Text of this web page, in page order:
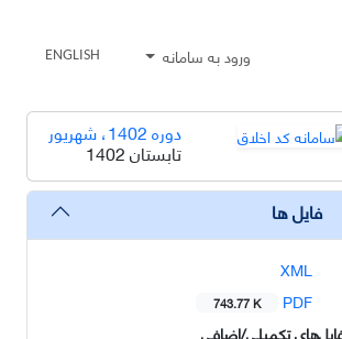
ورود به سامانه ENGLISH
دوره 1402، شهریور
تابستان 1402
فایل ها
XML
PDF
743.77 K
تکمیلی/اضافی